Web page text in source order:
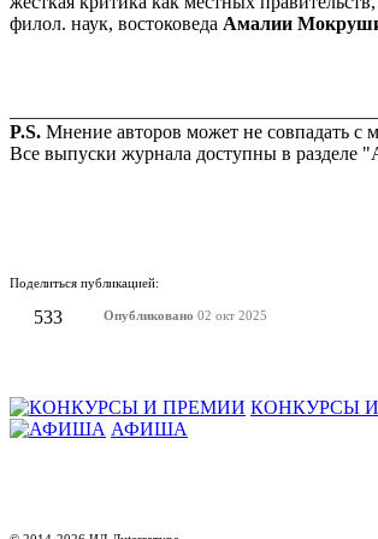
филол. наук, востоковеда Амалии
P.S. Мнение авторов может не совпадать с
Все выпуски журнала доступны в разделе
Поделиться публикацией:
533 Опубликовано 02 окт 2025
КОНКУРСЫ
АФИША